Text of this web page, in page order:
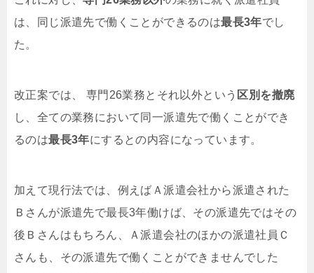
は、同じ派遣先で働くことができるのは最長3年でし
た。
改正案では、 専門26業務とそれ以外という 区別を撤廃
し、全ての業務において同一派遣先で働くことができ
るのは最長3年にするとの内容になっています。
加えて現行法では、例えばＡ派遣会社から派遣された
Ｂさんが派遣先で最長3年働けば、その派遣先ではその
後Ｂさんはもちろん、Ａ派遣会社のほかの派遣社員Ｃ
さんも、その派遣先で働くことができませんでした